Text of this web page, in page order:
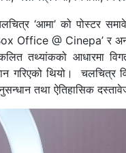
‘आमा’ को पोस्टर
Office @ Cinepa’ र
तथ्यांकको आधारमा
गरिएको थियो। चलचित्र
तथा ऐतिहासिक